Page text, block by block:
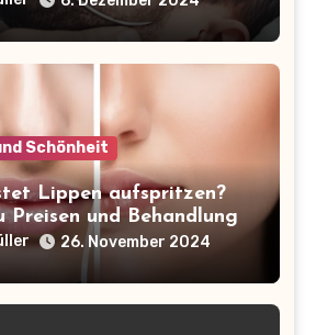
Schönheit
Lippen aufspritzen?
Preisen und Behandlung
26. November 2024